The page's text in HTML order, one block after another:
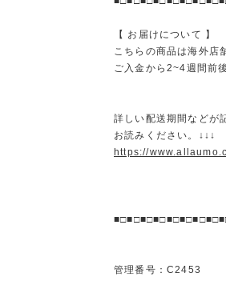
【 お届けについて 】
こちらの商品は海外店
ご入金から2~4週間前
詳しい配送期間などが
お読みください。↓↓↓
https://
管理番号：C2453